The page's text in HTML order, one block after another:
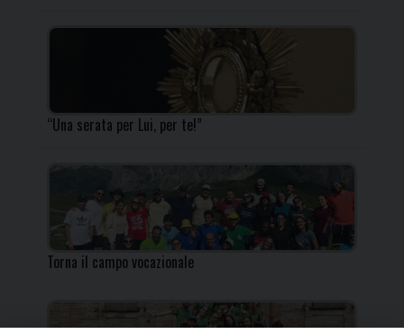
“Una serata per Lui, per te!”
Torna il campo vocazionale